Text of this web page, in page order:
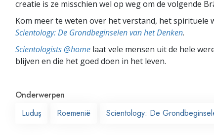
creatie is ze misschien wel op weg om de volgende
Kom meer te weten over het verstand, het spirituele
Scientology: De Grondbeginselen van het Denken.
Scientologists @home laat vele mensen uit de hele
blijven en die het goed doen in het leven.
Onderwerpen
Luduş
Roemenië Scientology: De